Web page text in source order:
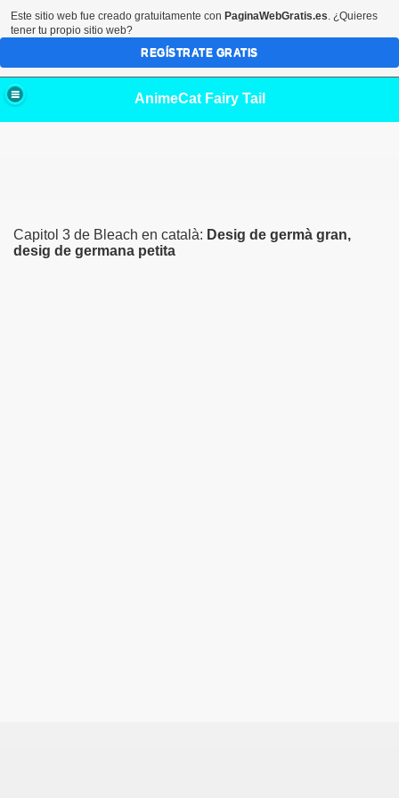
AnimeCat Fairy Tail
Capitol 3 de Bleach en català: Desig de germà gran,
desig de germana petita
Este sitio web fue creado gratuitamente con PaginaWebGratis.es. ¿Quieres
tener tu propio sitio web?
REGÍSTRATE GRATIS